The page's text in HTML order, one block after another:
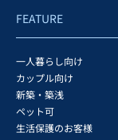
FEATURE
一人暮らし向け
カップル向け
新築・築浅
ペット可
生活保護のお客様